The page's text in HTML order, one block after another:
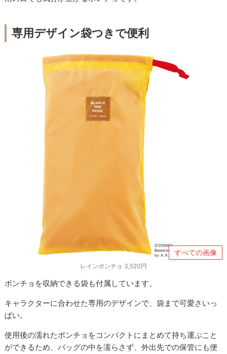
専用デザイン袋つきで便利
すべての画像
レインポンチョ 3,520円
ポンチョを収納できる袋も付属しています。
キャラクターに合わせた専用のデザインで、袋まで可愛さいっ
ぱい。
使用後の濡れたポンチョをコンパクトにまとめて持ち運ぶこと
ができるため、バッグの中を濡らさず、外出先での保管にも便